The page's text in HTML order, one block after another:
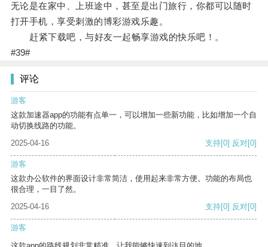
无论是在家中、上班途中，甚至是出门旅行，你都可以随时
打开手机，享受刺激的博彩游戏乐趣。
赶紧下载吧，与好友一起畅享游戏的快乐吧！。
#39#
评论
游客
这款加速器app的功能有点单一，可以增加一些新功能，比如增加一个自
动切换线路的功能。
2025-04-16
支持[0] 反对[0]
游客
这款办公软件的界面设计非常简洁，使用起来非常方便。功能的布局也
很合理，一目了然。
2025-04-16
支持[0] 反对[0]
游客